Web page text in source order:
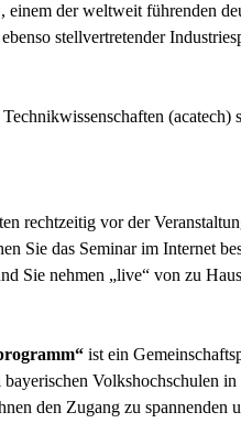
der weltweit führenden
stellvertretender
(acatech)
rechtzeitig vor der
Sie das Seminar im Internet
Sie nehmen „live“ von zu
ist ein
Volkshochschulen in
den Zugang zu spannenden